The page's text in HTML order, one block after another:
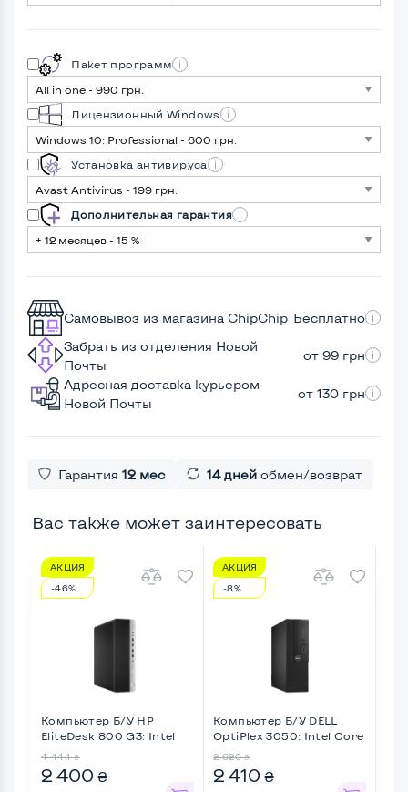
Пакет программ
Лицензионный Windows
Установка антивируса
Дополнительная гарантия
Самовывоз из магазина ChipChip Бесплатно
Забрать из отделения Новой
Почты
от 99 грн
Адресная доставка курьером
Новой Почты
от 130 грн
Гарантия 12 мес 14 дней обмен/возврат
Вас также может заинтересовать
АКЦИЯ
-46%
Компьютер Б/У HP
EliteDesk 800 G3: Intel
4 444 ₴
2 400 ₴
АКЦИЯ
-8%
Компьютер Б/У DELL
OptiPlex 3050: Intel Core
2 620 ₴
2 410 ₴